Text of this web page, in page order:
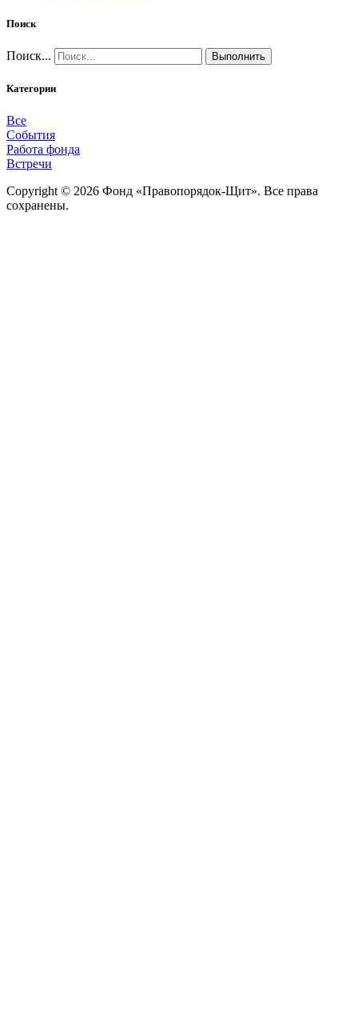
Поиск
Поиск... Выполнить
Категории
Все
События
Работа фонда
Встречи
Copyright © 2026 Фонд «Правопорядок-Щит». Все права
сохранены.